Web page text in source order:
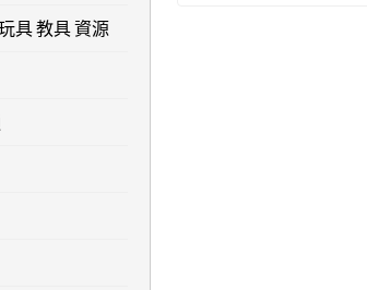
具 教具 資源